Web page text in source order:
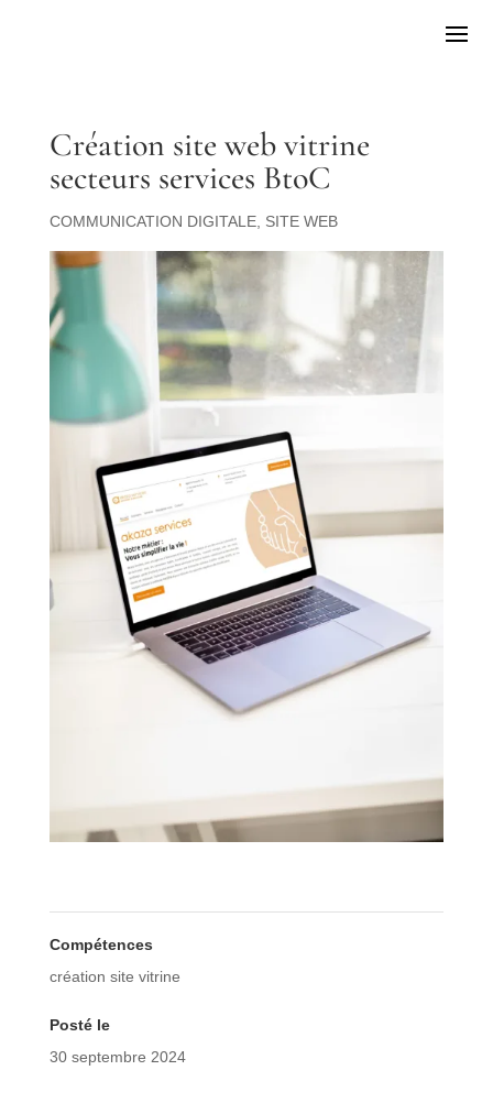
Création site web vitrine
secteurs services BtoC
COMMUNICATION DIGITALE, SITE WEB
Compétences
création site vitrine
Posté le
30 septembre 2024